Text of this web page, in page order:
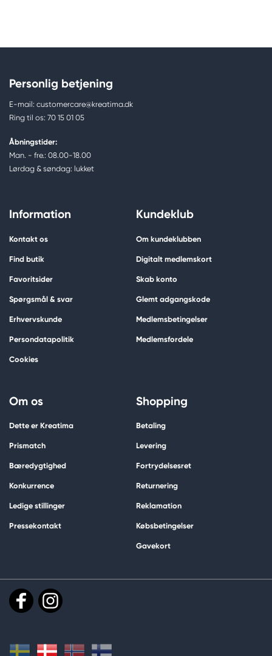
Personlig betjening
E-mail: customercare@kreatima.dk
Ring til os: 70 15 01 05
Åbningstider:
Man. - fre.: 08.00-18.00
Lørdag & søndag: lukket
Information
Kontakt os
Find butik
Favoritsider
Spørgsmål & svar
Erhvervskunde
Persondatapolitik
Cookies
Kundeklub
Om kundeklubben
Digitalt medlemskort
Skab konto
Glemt adgangskode
Medlemsbetingelser
Medlemsfordele
Om os
Dette er Kreatima
Prismatch
Bæredygtighed
Konkurrence
Ledige stillinger
Pressekontakt
Shopping
Betaling
Levering
Fortrydelsesret
Returnering
Reklamation
Købsbetingelser
Gavekort